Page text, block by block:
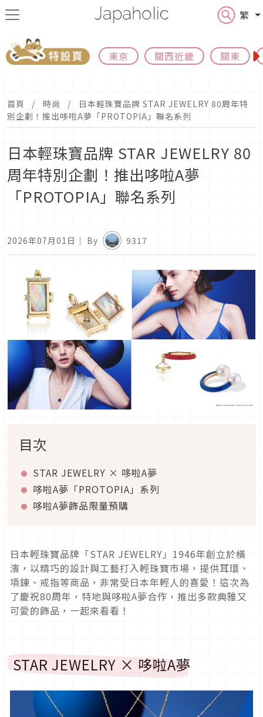
繁
東京 關西近畿 關東
首頁 時尚
日本輕珠寶品牌 STAR JEWELRY 80周年特
別企劃！推出哆啦A夢「PROTOPIA」聯名系列
日本輕珠寶品牌 STAR JEWELRY 80
周年特別企劃！推出哆啦A夢
「PROTOPIA」聯名系列
2026年07月01日 ｜ By 9317
目次
STAR JEWELRY × 哆啦A夢
哆啦A夢「PROTOPIA」系列
哆啦A夢飾品限量預購
日本輕珠寶品牌「STAR JEWELRY」1946年創立於橫
濱，以精巧的設計與工藝打入輕珠寶市場，提供耳環、
項鍊、戒指等商品，非常受日本年輕人的喜愛！這次為
了慶祝80周年，特地與哆啦A夢合作，推出多款典雅又
可愛的飾品，一起來看看！
STAR JEWELRY × 哆啦A夢